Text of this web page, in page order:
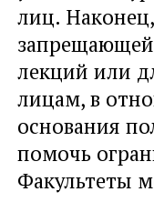
лиц.
лекций или
лицам, в
основания
помочь
Факультеты